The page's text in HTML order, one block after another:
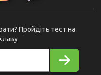
Пройдіть тест на